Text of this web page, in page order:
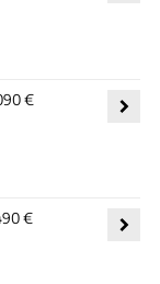
€
€